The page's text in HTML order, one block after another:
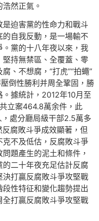
然正氣。
迫害黨的性命力和戰斗
自我反動，是一場輸不
黨的十八年夜以來，我
持無禁區、全覆蓋、零
、不想腐，“打虎”“拍蠅”
倒性勝利并周全鞏固，勝
據統計，2012年10月至
立案464.8萬余件，此
處分廳局級干部2.5萬多
腐敗斗爭成效顯著，但
不及低估，反腐敗斗爭
題產生的泥土和條件，
二十年夜充足估計反腐
打贏反腐敗斗爭攻堅戰
性特征和變化趨勢提出
打贏反腐敗斗爭攻堅戰